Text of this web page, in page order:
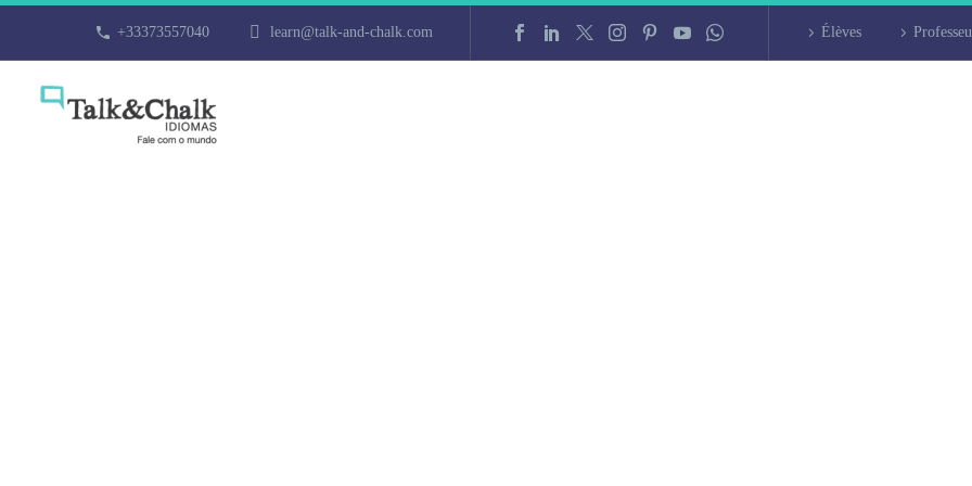
+33373557040 learn@talk-and-chalk.com Élèves